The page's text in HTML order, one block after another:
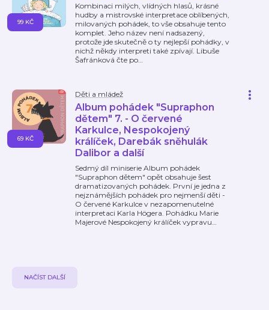
Kombinaci milých, vlídných hlasů, krásné
hudby a mistrovské interpretace oblíbených,
milovaných pohádek, to vše obsahuje tento
komplet. Jeho název není nadsazený,
protože jde skutečně o ty nejlepší pohádky, v
nichž někdy interpreti také zpívají. Libuše
Šafránková čte po…
99 KČ
Děti a mládež
Album pohádek "Supraphon
dětem" 7. - O červené
Karkulce, Nespokojený
králíček, Darebák sněhulák
Dalibor a další
Sedmý díl miniserie Album pohádek
"Supraphon dětem" opět obsahuje šest
dramatizovaných pohádek. První je jedna z
nejznámějších pohádek pro nejmenší děti -
O červené Karkulce v nezapomenutelné
interpretaci Karla Högera. Pohádku Marie
Majerové Nespokojený králíček vypravu…
69 KČ
NAČÍST DALŠÍ